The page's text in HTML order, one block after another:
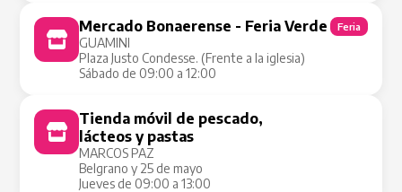
Mercado Bonaerense - Feria Verde
GUAMINI
Plaza Justo Condesse. (Frente a la iglesia)
Sábado de 09:00 a 12:00
Feria
Tienda móvil de pescado,
lácteos y pastas
MARCOS PAZ
Belgrano y 25 de mayo
Jueves de 09:00 a 13:00